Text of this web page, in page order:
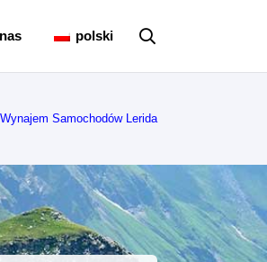
polski
Wynajem Samochodów Lerida